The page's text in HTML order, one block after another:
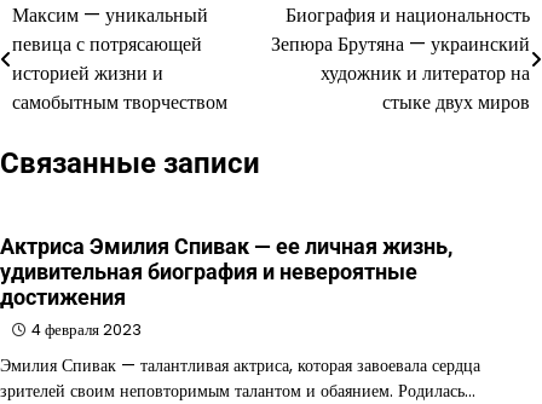
Навигация
по
записям
Максим — уникальный
певица с потрясающей
историей жизни и
самобытным творчеством
Биография и национальность
Зепюра Брутяна — украинский
художник и литератор на
стыке двух миров
Связанные записи
Актриса Эмилия Спивак — ее личная жизнь,
удивительная биография и невероятные
достижения
4 февраля 2023
Эмилия Спивак — талантливая актриса, которая завоевала сердца
зрителей своим неповторимым талантом и обаянием. Родилась…